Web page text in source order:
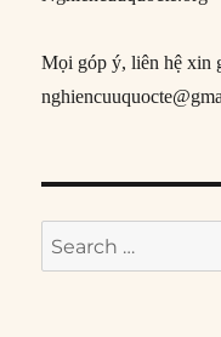
Mọi góp ý, liên hệ xin
Search
for: